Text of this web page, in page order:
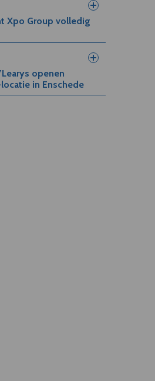
Xpo Group volledig
openen
in Enschede